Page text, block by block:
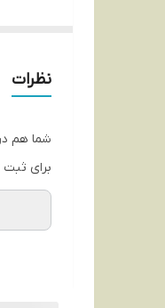
نظرات
شما هم
برای ثبت